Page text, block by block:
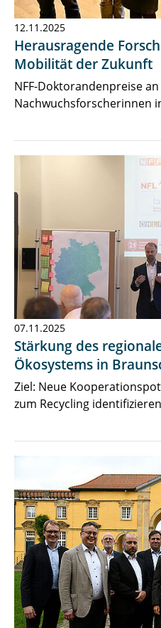
12.11.2025
Herausragende
Mobilität der Zukunft
NFF-Doktorandenpreise an
Nachwuchsforscherinnen
07.11.2025
Stärkung des
Ökosystems in
Ziel: Neue
zum Recycling identifizieren